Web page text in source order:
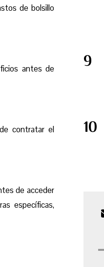
de bolsillo
antes de
contratar el
de acceder
específicas,